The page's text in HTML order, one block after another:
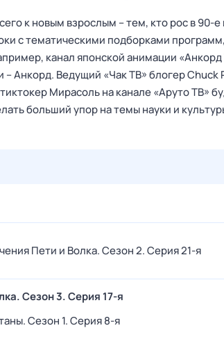
к новым взрослым – тем, кто рос в 90-
с тематическими подборками
канал японской анимации
– Анкорд. Ведущий «Чак ТВ» блогер
Мирасоль на канале «Аруто ТВ»
больший упор на темы науки и
Пети и Волка. Сезон 2. Серия 21-я
. Сезон 3. Серия 17-я
. Сезон 1. Серия 8-я